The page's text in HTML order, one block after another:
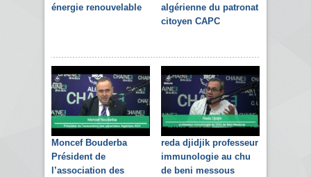
énergie renouvelable
algérienne du patronat
citoyen CAPC
Moncef Bouderba
Président de
l’association des
reda djidjik professeur
immunologie au chu
de beni messous